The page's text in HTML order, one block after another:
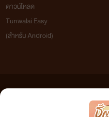
ดาวน์โหลด
Tunwalai Easy
(สำหรับ Android)
เว็บไซต์แห่งนี้ไม่ได้เห็นด้วยและไม่ขอรับผิดชอบต่อ
วิจารณญาณในการกลั่นกรองด้วยตนเอง และหากท่